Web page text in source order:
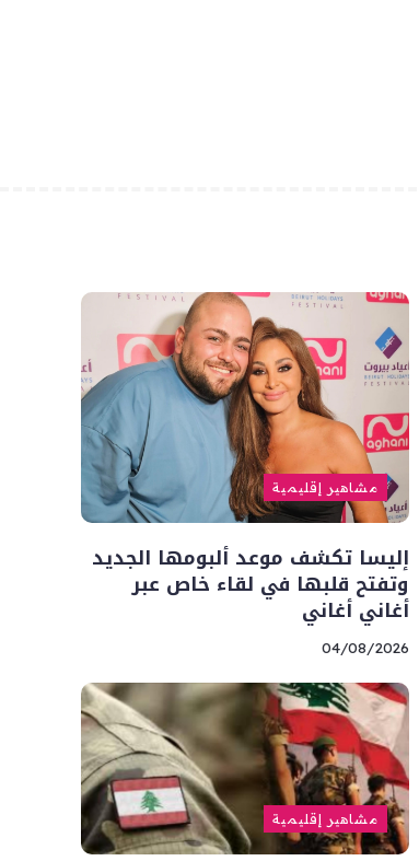
مشاهير إقليمية
إليسا تكشف موعد ألبومها الجديد
وتفتح قلبها في لقاء خاص عبر
أغاني أغاني
04/08/2026
مشاهير إقليمية